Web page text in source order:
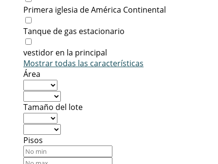
Primera iglesia de América Continental
Tanque de gas estacionario
vestidor en la principal
Mostrar todas las características
Área
Tamaño del lote
Pisos